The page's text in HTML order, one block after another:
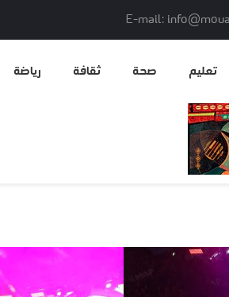
تعليم صحة ثقافة رياضة